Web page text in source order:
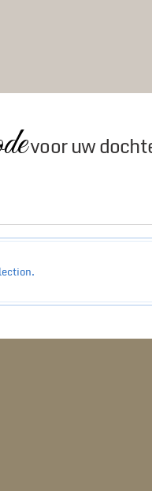
voor uw